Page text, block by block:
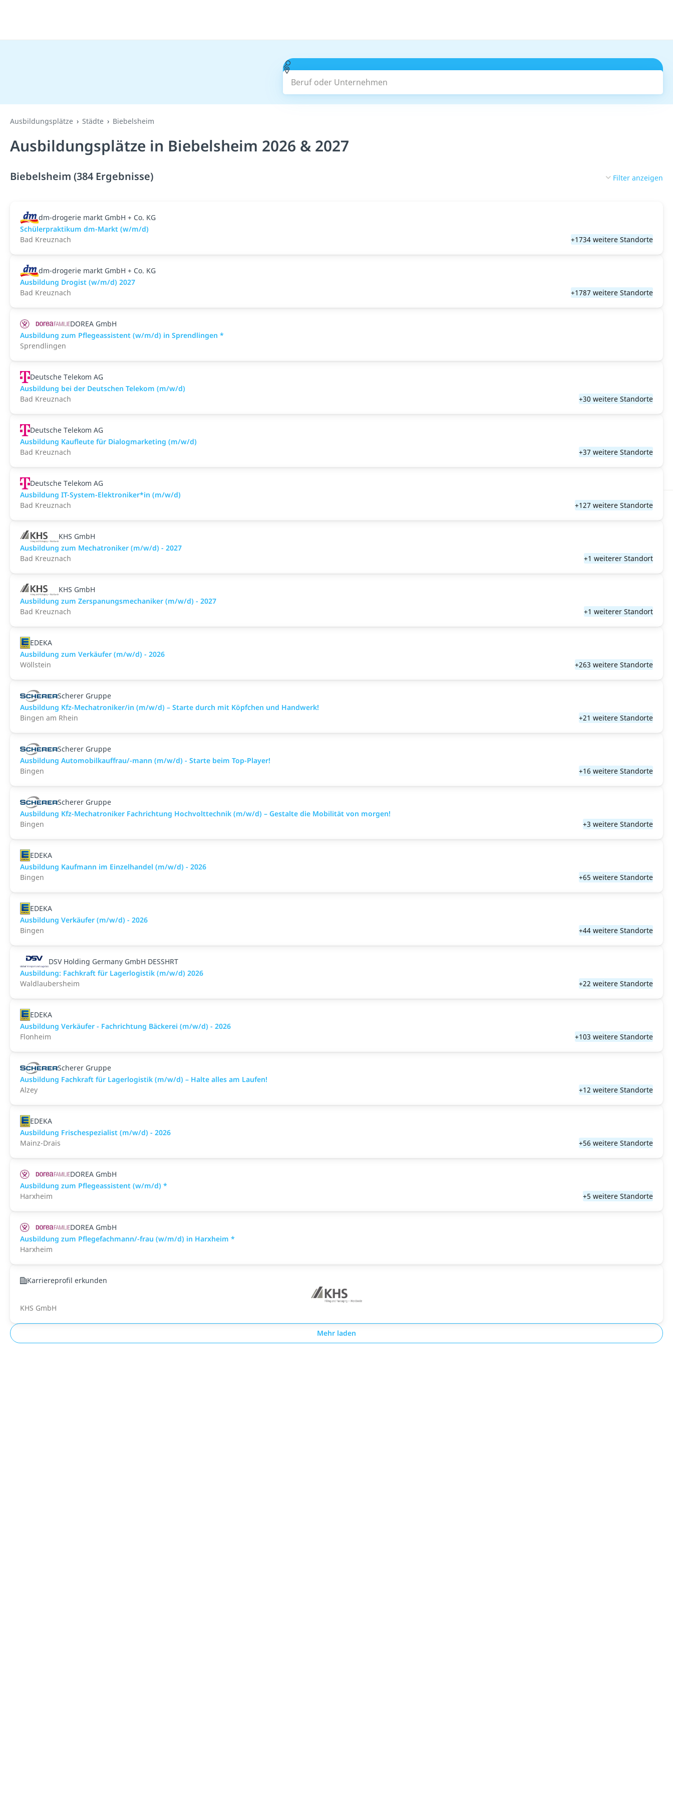
Beruf oder Unternehmen
Ausbildungsplätze Städte Biebelsheim
Ausbildungsplätze in Biebelsheim 2026 & 2027
Biebelsheim (384 Ergebnisse) Filter anzeigen
dm-drogerie markt GmbH + Co. KG
Schülerpraktikum dm-Markt (w/m/d)
Bad Kreuznach
+1734 weitere Standorte
dm-drogerie markt GmbH + Co. KG
Ausbildung Drogist (w/m/d) 2027
Bad Kreuznach
+1787 weitere Standorte
DOREA GmbH
Ausbildung zum Pflegeassistent (w/m/d) in Sprendlingen *
Sprendlingen
Deutsche Telekom AG
Ausbildung bei der Deutschen Telekom (m/w/d)
Bad Kreuznach
+30 weitere Standorte
Deutsche Telekom AG
Ausbildung Kaufleute für Dialogmarketing (m/w/d)
Bad Kreuznach
+37 weitere Standorte
Deutsche Telekom AG
Ausbildung IT-System-Elektroniker*in (m/w/d)
Bad Kreuznach
+127 weitere Standorte
KHS GmbH
Ausbildung zum Mechatroniker (m/w/d) - 2027
Bad Kreuznach
+1 weiterer Standort
KHS GmbH
Ausbildung zum Zerspanungsmechaniker (m/w/d) - 2027
Bad Kreuznach
+1 weiterer Standort
EDEKA
Ausbildung zum Verkäufer (m/w/d) - 2026
Wöllstein
+263 weitere Standorte
Scherer Gruppe
Ausbildung Kfz-Mechatroniker/in (m/w/d) – Starte durch mit Köpfchen und Handwerk!
Bingen am Rhein
+21 weitere Standorte
Scherer Gruppe
Ausbildung Automobilkauffrau/-mann (m/w/d) - Starte beim Top-Player!
Bingen
+16 weitere Standorte
Scherer Gruppe
Ausbildung Kfz-Mechatroniker Fachrichtung Hochvolttechnik (m/w/d) – Gestalte die Mobilität von morgen!
Bingen
+3 weitere Standorte
EDEKA
Ausbildung Kaufmann im Einzelhandel (m/w/d) - 2026
Bingen
+65 weitere Standorte
EDEKA
Ausbildung Verkäufer (m/w/d) - 2026
Bingen
+44 weitere Standorte
DSV Holding Germany GmbH DESSHRT
Ausbildung: Fachkraft für Lagerlogistik (m/w/d) 2026
Waldlaubersheim
+22 weitere Standorte
EDEKA
Ausbildung Verkäufer - Fachrichtung Bäckerei (m/w/d) - 2026
Flonheim
+103 weitere Standorte
Scherer Gruppe
Ausbildung Fachkraft für Lagerlogistik (m/w/d) – Halte alles am Laufen!
Alzey
+12 weitere Standorte
EDEKA
Ausbildung Frischespezialist (m/w/d) - 2026
Mainz-Drais
+56 weitere Standorte
DOREA GmbH
Ausbildung zum Pflegeassistent (w/m/d) *
Harxheim
+5 weitere Standorte
DOREA GmbH
Ausbildung zum Pflegefachmann/-frau (w/m/d) in Harxheim *
Harxheim
Karriereprofil erkunden
KHS GmbH
Mehr laden